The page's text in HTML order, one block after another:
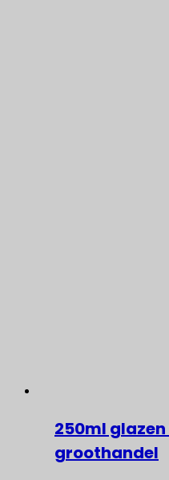
250ml
groothandel